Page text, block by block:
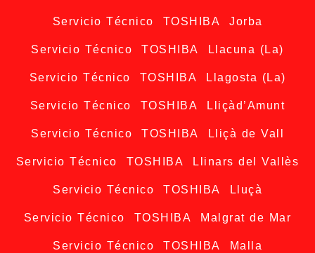
Servicio Técnico TOSHIBA Jorba
Servicio Técnico TOSHIBA Llacuna (La)
Servicio Técnico TOSHIBA Llagosta (La)
Servicio Técnico TOSHIBA Lliçàd’Amunt
Servicio Técnico TOSHIBA Lliçà de Vall
Servicio Técnico TOSHIBA Llinars del Vallès
Servicio Técnico TOSHIBA Lluçà
Servicio Técnico TOSHIBA Malgrat de Mar
Servicio Técnico TOSHIBA Malla